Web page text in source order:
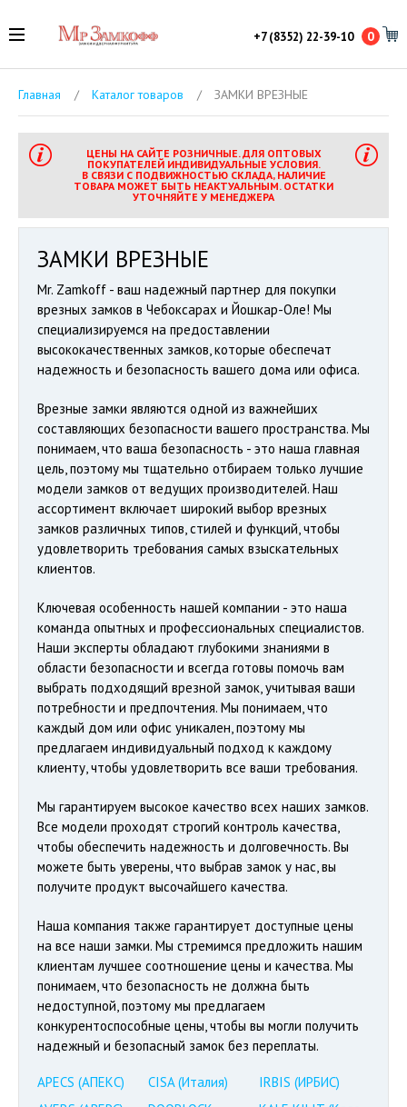
+7 (8352) 22-39-10 0
Главная / Каталог товаров / ЗАМКИ ВРЕЗНЫЕ
ЦЕНЫ НА САЙТЕ РОЗНИЧНЫЕ. ДЛЯ ОПТОВЫХ
ПОКУПАТЕЛЕЙ ИНДИВИДУАЛЬНЫЕ УСЛОВИЯ.
В СВЯЗИ С ПОДВИЖНОСТЬЮ СКЛАДА, НАЛИЧИЕ
ТОВАРА МОЖЕТ БЫТЬ НЕАКТУАЛЬНЫМ. ОСТАТКИ
УТОЧНЯЙТЕ У МЕНЕДЖЕРА
ЗАМКИ ВРЕЗНЫЕ
Mr. Zamkoff - ваш надежный партнер для покупки
врезных замков в Чебоксарах и Йошкар-Оле! Мы
специализируемся на предоставлении
высококачественных замков, которые обеспечат
надежность и безопасность вашего дома или офиса.
Врезные замки являются одной из важнейших
составляющих безопасности вашего пространства. Мы
понимаем, что ваша безопасность - это наша главная
цель, поэтому мы тщательно отбираем только лучшие
модели замков от ведущих производителей. Наш
ассортимент включает широкий выбор врезных
замков различных типов, стилей и функций, чтобы
удовлетворить требования самых взыскательных
клиентов.
Ключевая особенность нашей компании - это наша
команда опытных и профессиональных специалистов.
Наши эксперты обладают глубокими знаниями в
области безопасности и всегда готовы помочь вам
выбрать подходящий врезной замок, учитывая ваши
потребности и предпочтения. Мы понимаем, что
каждый дом или офис уникален, поэтому мы
предлагаем индивидуальный подход к каждому
клиенту, чтобы удовлетворить все ваши требования.
Мы гарантируем высокое качество всех наших замков.
Все модели проходят строгий контроль качества,
чтобы обеспечить надежность и долговечность. Вы
можете быть уверены, что выбрав замок у нас, вы
получите продукт высочайшего качества.
Наша компания также гарантирует доступные цены
на все наши замки. Мы стремимся предложить нашим
клиентам лучшее соотношение цены и качества. Мы
понимаем, что безопасность не должна быть
недоступной, поэтому мы предлагаем
конкурентоспособные цены, чтобы вы могли получить
надежный и безопасный замок без переплаты.
APECS (АПЕКС)
CISA (Италия)
IRBIS (ИРБИС)